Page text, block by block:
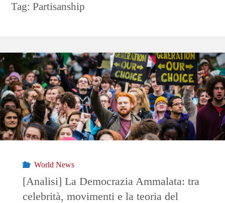
Tag:Partisanship
World News
[Analisi] La Democrazia Ammalata: tra
celebrità, movimenti e la teoria del